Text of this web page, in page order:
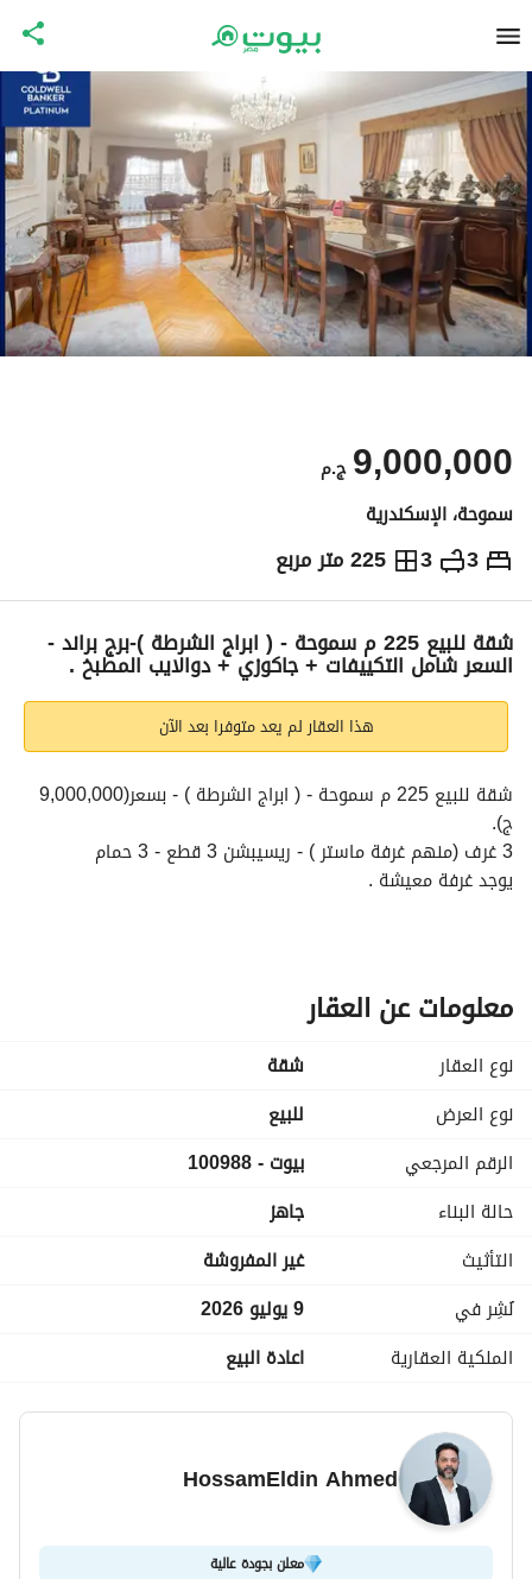
ج.م 9,000,000
سموحة، الإسكندرية
3
3 225 متر مربع ج.م9,000,000
التفاصيل الاتجاهات والمؤشرات رهن عقاري
شقة للبيع 225 م سموحة - ( ابراج الشرطة )-برج براند -
السعر شامل التكييفات + جاكوزي + دوالايب المطبخ .
هذا العقار لم يعد متوفرا بعد الآن
ج).
3 غرف (منهم غرفة ماستر ) - ريسيبشن 3 قطع - 3 حمام
يوجد غرفة معيشة .
عدادات (مياه - كهرباء - غاز) .
تشطيب الترا لوكس.
السعر شامل التكييفات + جاكوزي + دوالايب المطبخ .
كود الوحدة: 100988
المستشار العقاري: حسام الدين
معلومات عن العقار
نوع العقار
شقة
نوع العرض
للبيع
الرقم المرجعي
بيوت - 100988
حالة البناء
جاهز
التأثيث
غير المفروشة
نُشِر في
9 يوليو 2026
الملكية العقارية
اعادة البيع
HossamEldin Ahmed
معلن بجودة عالية